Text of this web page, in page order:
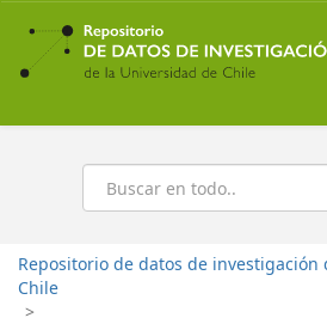
Ir
contenido
principal
Buscar
Repositorio de datos de
Chile
>